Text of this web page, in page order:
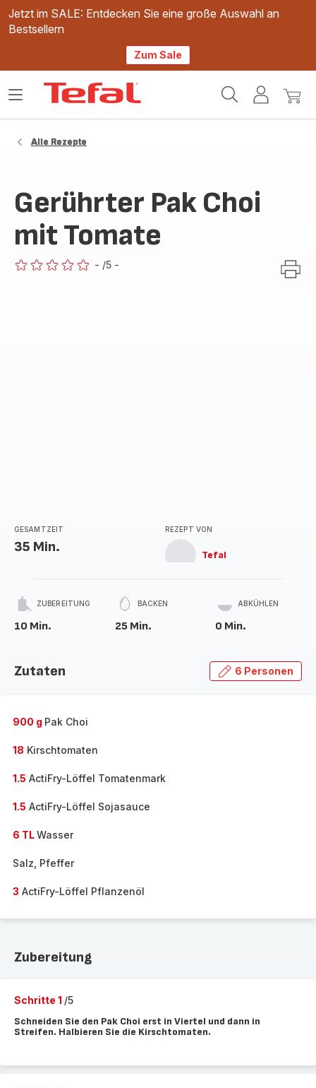
Jetzt im SALE: Entdecken Sie eine große Auswahl an
Bestsellern
Zum Sale
Mein
Mein
Das
Alle Rezepte
Gerührter Pak Choi
mit Tomate
- /5 -
GESAMTZEIT
35 Min.
REZEPT VON
Tefal
ZUBEREITUNG
10 Min.
BACKEN
25 Min.
ABKÜHLEN
0 Min.
Zutaten 6 Personen
900 g Pak Choi
18 Kirschtomaten
1.5 ActiFry-Löffel Tomatenmark
1.5 ActiFry-Löffel Sojasauce
6 TLWasser
Salz, Pfeffer
3 ActiFry-Löffel Pflanzenöl
Zubereitung
Schritte 1 /5
Schneiden Sie den Pak Choi erst in Viertel und dann in
Streifen. Halbieren Sie die Kirschtomaten.